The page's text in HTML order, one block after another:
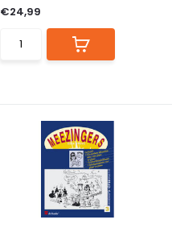
€24,99